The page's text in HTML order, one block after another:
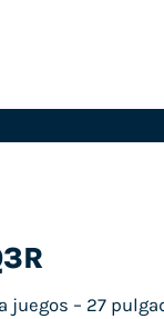
juegos – 27